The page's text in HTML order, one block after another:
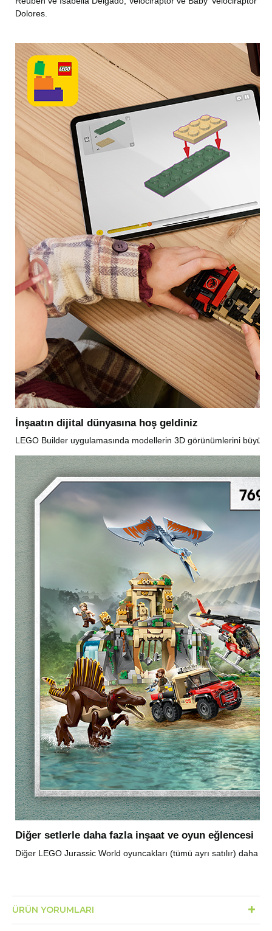
Dolores.
İnşaatın dijital dünyasına hoş geldiniz
LEGO Builder uygulamasında modellerin 3D görünümlerini
Diğer setlerle daha fazla inşaat ve oyun eğlencesi
Diğer LEGO Jurassic World oyuncakları (tümü ayrı satılır) daha
ÜRÜN YORUMLARI